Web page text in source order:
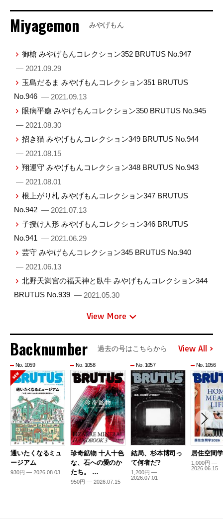
Miyagemon みやげもん
御槍 みやげもんコレクション352 BRUTUS No.947
— 2021.09.29
玉島だるま みやげもんコレクション351 BRUTUS
No.946 — 2021.09.13
眼病平癒 みやげもんコレクション350 BRUTUS No.945
— 2021.08.30
招き猫 みやげもんコレクション349 BRUTUS No.944
— 2021.08.15
翔運守 みやげもんコレクション348 BRUTUS No.943
— 2021.08.01
根上がり札 みやげもんコレクション347 BRUTUS
No.942 — 2021.07.13
子授け人形 みやげもんコレクション346 BRUTUS
No.941 — 2021.06.29
芸守 みやげもんコレクション345 BRUTUS No.940
— 2021.06.13
北野天満宮の福天神と臥牛 みやげもんコレクション344
BRUTUS No.939 — 2021.05.30
View More
Backnumber 過去の号はこちらから View All
No. 1059
通いたくなるミュ
ージアム
930円 — 2026.08.03
No. 1058
珍奇鉱物 十人十色
な、石への愛のか
たち。 …
950円 — 2026.07.15
No. 1057
結局、杉本博司っ
て何者だ?
1,200円 —
2026.07.01
No. 1056
居住空間
1,000円 —
2026.06.15